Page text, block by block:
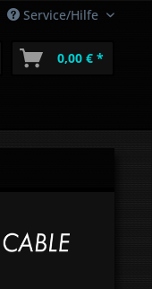
Service/Hilfe
0,00 € *